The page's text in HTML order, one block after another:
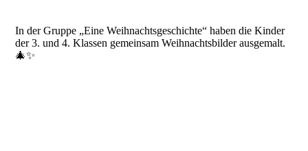
In der Gruppe „Eine Weihnachtsgeschichte“ haben die Kinder
der 3. und 4. Klassen gemeinsam Weihnachtsbilder ausgemalt.
🎄✨